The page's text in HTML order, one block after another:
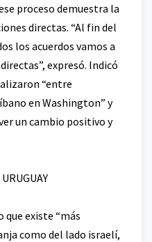
proceso demuestra la
directas. “Al fin del
los acuerdos vamos a
expresó. Indicó
“entre
en Washington” y
un cambio positivo y
que existe “más
como del lado israelí,